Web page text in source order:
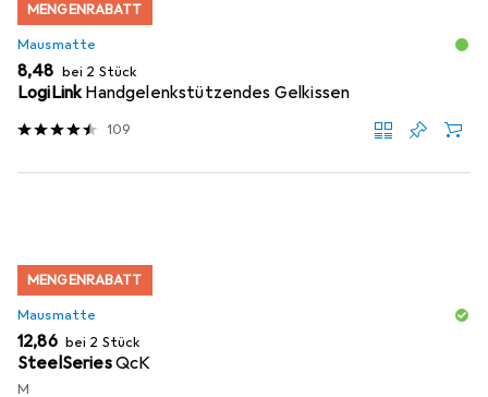
MENGENRABATT
Mausmatte
EUR
8,48 bei 2 Stück
LogiLinkHandgelenkstützendes Gelkissen
109
MENGENRABATT
Mausmatte
EUR
12,86 bei 2 Stück
SteelSeriesQcK
M